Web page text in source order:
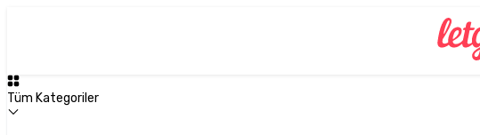
Tüm Kategoriler